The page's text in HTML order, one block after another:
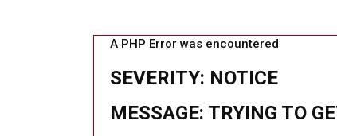
A PHP Error was encountered
SEVERITY: NOTICE
MESSAGE: TRYING TO